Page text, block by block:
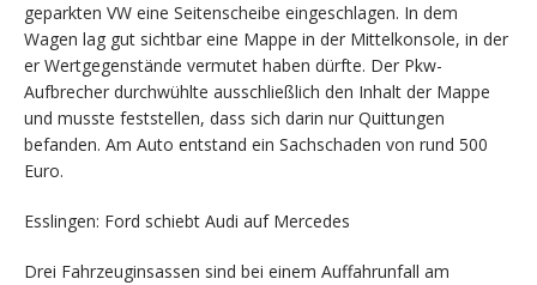
geparkten VW eine Seitenscheibe eingeschlagen. In dem
Wagen lag gut sichtbar eine Mappe in der Mittelkonsole, in der
er Wertgegenstände vermutet haben dürfte. Der Pkw-
Aufbrecher durchwühlte ausschließlich den Inhalt der Mappe
und musste feststellen, dass sich darin nur Quittungen
befanden. Am Auto entstand ein Sachschaden von rund 500
Euro.
Esslingen: Ford schiebt Audi auf Mercedes
Drei Fahrzeuginsassen sind bei einem Auffahrunfall am